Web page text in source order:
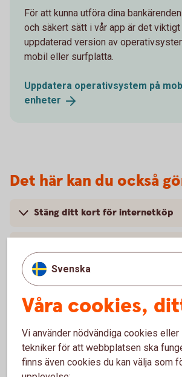
För att kunna utföra dina
och säkert sätt i vår app är det viktigt
uppdaterad version av
mobil eller surfplatta.
Uppdatera operativsystem på
enheter
Det här kan du också
Stäng ditt kort för internetköp
Skaffa Swish
Håll koll på dina barns tjänster
Månadsspara i fonder
Stäng ditt kort tillfälligt
Svenska
Våra cookies,
Vi använder nödvändiga cookies eller
tekniker för att webbplatsen ska
finns även cookies du kan välja som